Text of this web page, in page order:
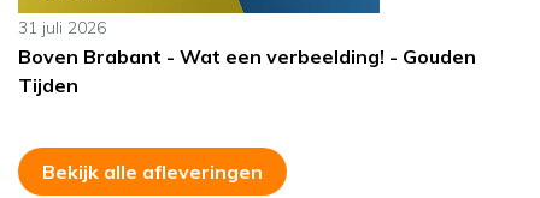
31 juli 2026
Boven Brabant - Wat een verbeelding! - Gouden
Tijden
Bekijk alle afleveringen